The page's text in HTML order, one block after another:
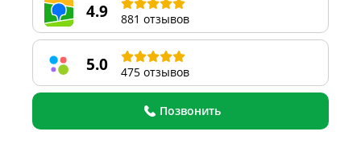
4.9 881 отзывов
5.0 475 отзывов
Позвонить